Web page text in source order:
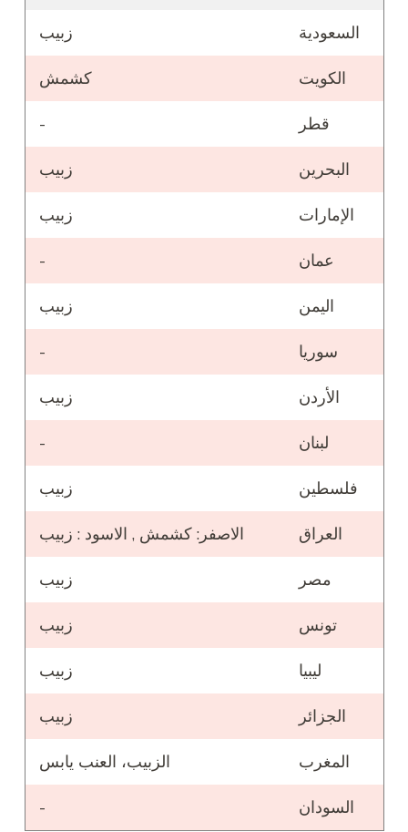
السعودية زبيب
الكويت كشمش
قطر -
البحرين زبيب
الإمارات زبيب
عمان -
اليمن زبيب
سوريا -
الأردن زبيب
لبنان -
فلسطين زبيب
العراق الاصفر: كشمش , الاسود : زبيب
مصر زبيب
تونس زبيب
ليبيا زبيب
الجزائر زبيب
المغرب الزبيب، العنب يابس
السودان -